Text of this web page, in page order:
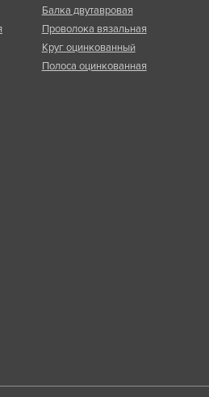
Балка двутавровая
Проволока вязальная
Круг оцинкованный
Полоса оцинкованная